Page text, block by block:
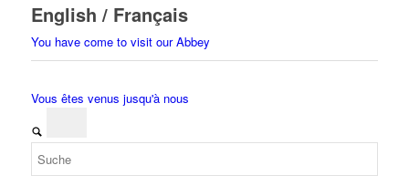
English / Français
You have come to visit our Abbey
Vous êtes venus jusqu'à nous